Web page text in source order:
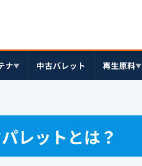
ナ▼ 中古パレット 再生原料▼
レットとは？